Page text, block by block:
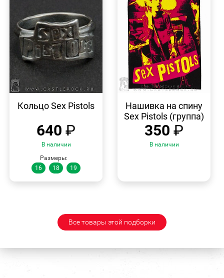
ПРОСМОТР
Кольцо Sex Pistols
640 ₽
В наличии
Размеры:
16
18 19
ПРОСМОТР
Нашивка на спину
Sex Pistols (группа)
350 ₽
В наличии
Все товары этой подборки